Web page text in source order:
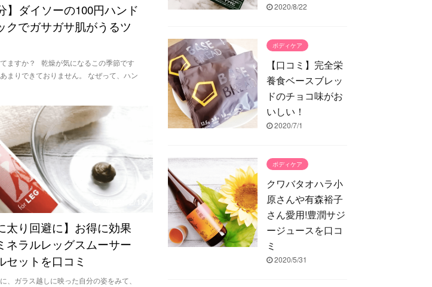
】ダイソーの100円ハンド
クでガサガサ肌がうるツ
ますか？ 乾燥が気になるこの季節です
まりできておりません。 なぜって、ハン
太り回避に】お得に効果
ネラルレッグスムーサー
セットを口コミ
、ガラス越しに映った自分の姿をみて、
2020/8/22
ボディケア
【口コミ】完全栄
養食ベースブレッ
ドのチョコ味がお
いしい！
2020/7/1
ボディケア
クワバタオハラ小
原さんや有森裕子
さん愛用!豊潤サジ
ージュースを口コ
ミ
2020/5/31